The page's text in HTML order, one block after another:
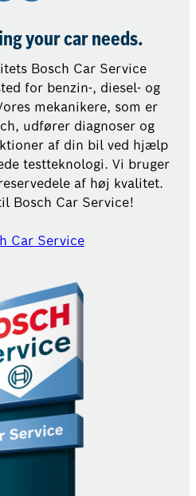
your car needs.
Bosch Car Service
for benzin-, diesel- og
mekanikere, som er
udfører diagnoser og
af din bil ved hjælp
testteknologi. Vi bruger
af høj kvalitet.
Bosch Car Service!
Car Service